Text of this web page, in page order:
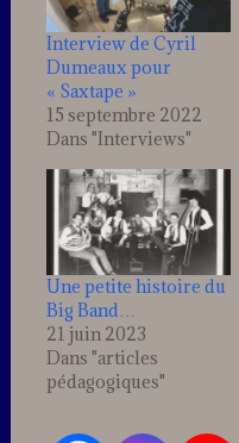
Interview de Cyril
Dumeaux pour
« Saxtape »
15 septembre 2022
Dans "Interviews"
Une petite histoire du
Big Band…
21 juin 2023
Dans "articles
pédagogiques"